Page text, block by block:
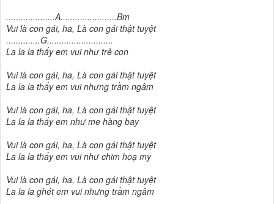
....................A.......................Bm
Vui là con gái, ha, Là con gái thật tuyệt
..............G...........................
La la la thấy em vui như trẻ con
Vui là con gái, ha, Là con gái thật tuyệt
La la la thấy em vui nhưng trầm ngâm
Vui là con gái, ha, Là con gái thật tuyệt
La la la thấy em như me hàng bay
Vui là con gái, ha, Là con gái thật tuyệt
La la la thấy em vui như chim hoạ my
Vui là con gái, ha, Là con gái thật tuyệt
La la la ghét em vui nhưng trầm ngâm